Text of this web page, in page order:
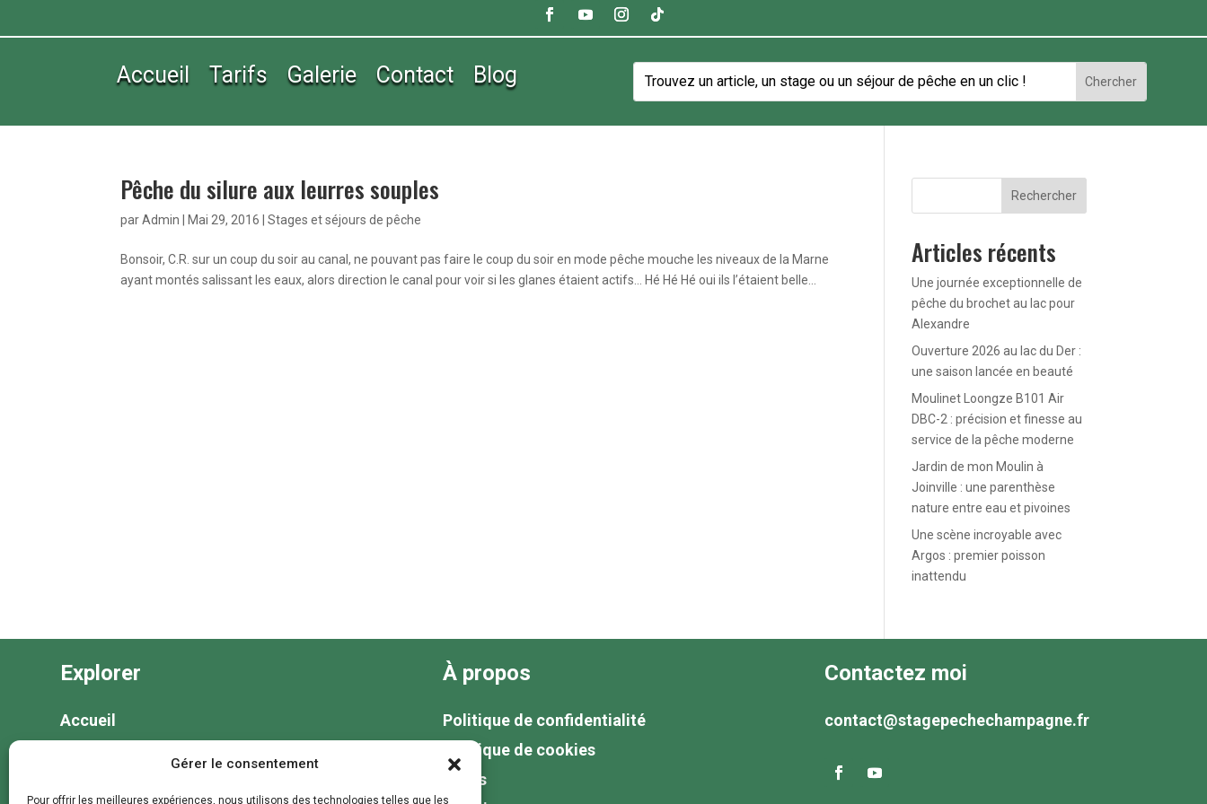
Gérer le consentement
Pour offrir les meilleures expériences, nous utilisons des technologies telles que les
Accueil Tarifs Galerie Contact Blog
Pêche du silure aux leurres souples
parAdmin Mai 29, 2016 |Stages et séjours de pêche
Bonsoir, C.R. sur un coup du soir au canal, ne pouvant pas faire le coup du soir en mode pêche mouche les niveaux de la Marne
ayant montés salissant les eaux, alors direction le canal pour voir si les glanes étaient actifs… Hé Hé Hé oui ils l’étaient belle...
Rechercher
Articles récents
Une journée exceptionnelle de
pêche du brochet au lac pour
Alexandre
Ouverture 2026 au lac du Der :
une saison lancée en beauté
Moulinet Loongze B101 Air
DBC-2 : précision et finesse au
service de la pêche moderne
Jardin de mon Moulin à
Joinville : une parenthèse
nature entre eau et pivoines
Une scène incroyable avec
Argos : premier poisson
inattendu
Explorer
Accueil
À propos
Politique de confidentialité
Politique de cookies
Tarifs
Contactez moi
contact@stagepechechampagne.fr